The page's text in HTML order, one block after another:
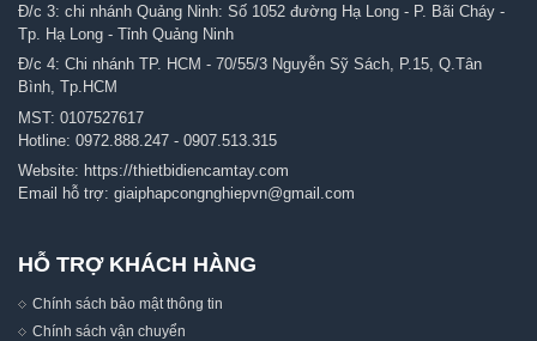
Đ/c 3: chi nhánh Quảng Ninh: Số 1052 đường Hạ Long - P. Bãi Cháy -
Tp. Hạ Long - Tỉnh Quảng Ninh
Đ/c 4: Chi nhánh TP. HCM - 70/55/3 Nguyễn Sỹ Sách, P.15, Q.Tân
Bình, Tp.HCM
MST: 0107527617
Hotline: 0972.888.247 - 0907.513.315
Website: https://thietbidiencamtay.com
Email hỗ trợ: giaiphapcongnghiepvn@gmail.com
HỖ TRỢ KHÁCH HÀNG
Chính sách bảo mật thông tin
Chính sách vận chuyển